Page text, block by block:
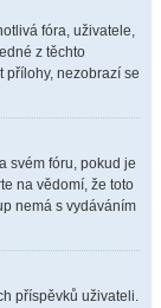
fóra, uživatele,
z těchto
přílohy, nezobrazí se
svém fóru, pokud je
na vědomí, že toto
nemá s vydáváním
příspěvků uživateli.